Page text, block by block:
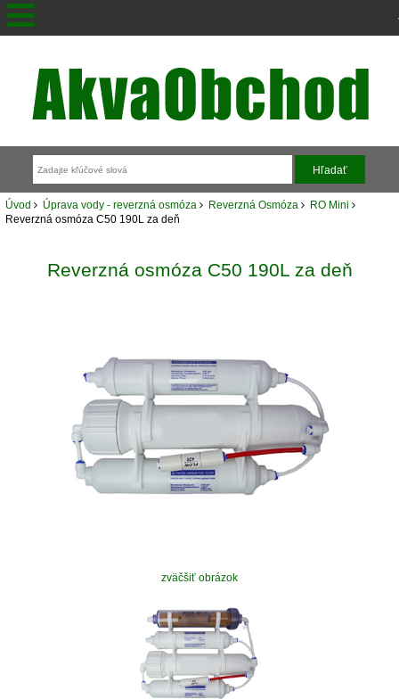
Úvod Úprava vody - reverzná osmóza Reverzná Osmóza
RO Mini
Reverzná osmóza C50 190L za deň
Reverzná osmóza C50 190L za deň
zväčšiť obrázok